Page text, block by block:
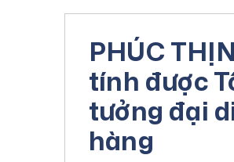
PHÚC
tính được
tưởng đại
hàng